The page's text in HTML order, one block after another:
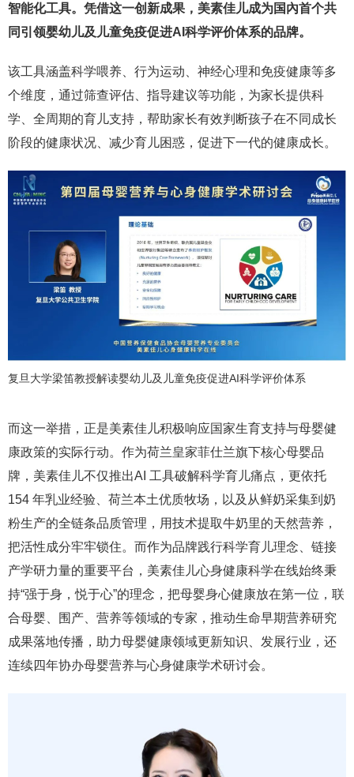
智能化工具。凭借这一创新成果，美素佳儿成为国內首个共
同引领婴幼儿及儿童免疫促进AI科学评价体系的品牌。
该工具涵盖科学喂养、行为运动、神经心理和免疫健康等多
个维度，通过筛查评估、指导建议等功能，为家长提供科
学、全周期的育儿支持，帮助家长有效判断孩子在不同成长
阶段的健康状况、减少育儿困惑，促进下一代的健康成长。
复旦大学梁笛教授解读婴幼儿及儿童免疫促进AI科学评价体系
而这一举措，正是美素佳儿积极响应国家生育支持与母婴健
康政策的实际行动。作为荷兰皇家菲仕兰旗下核心母婴品
牌，美素佳儿不仅推出AI 工具破解科学育儿痛点，更依托
154 年乳业经验、荷兰本土优质牧场，以及从鲜奶采集到奶
粉生产的全链条品质管理，用技术提取牛奶里的天然营养，
把活性成分牢牢锁住。而作为品牌践行科学育儿理念、链接
产学研力量的重要平台，美素佳儿心身健康科学在线始终秉
持“强于身，悦于心”的理念，把母婴身心健康放在第一位，联
合母婴、围产、营养等领域的专家，推动生命早期营养研究
成果落地传播，助力母婴健康领域更新知识、发展行业，还
连续四年协办母婴营养与心身健康学术研讨会。